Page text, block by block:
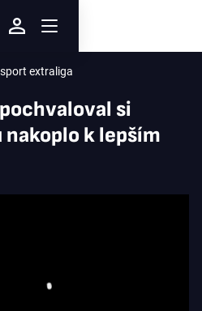
extraliga
si
nakoplo k lepším